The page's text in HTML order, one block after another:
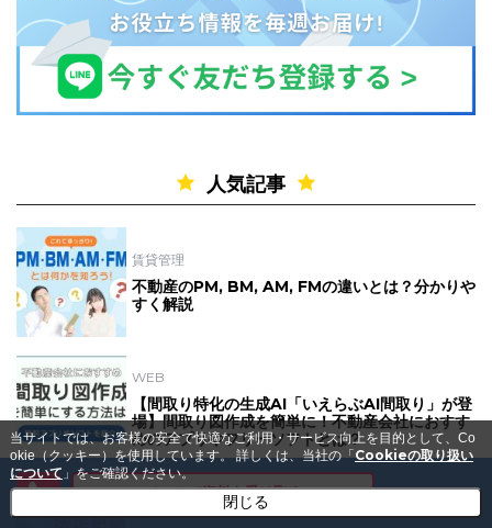
人気記事
賃貸管理
不動産のPM, BM, AM, FMの違いとは？分かりや
すく解説
WEB
【間取り特化の生成AI「いえらぶAI間取り」が登
場】間取り図作成を簡単に！不動産会社におすす
めのアプリやフリーソフトとは？
賃貸管理
メールで資料を受け取る
当サイトでは、お客様の安全で快適なご利用・サービス向上を目的として、Co
okie（クッキー）を使用しています。詳しくは、当社の「Cookieの取り扱い
について 」をご確認ください。
閉じる